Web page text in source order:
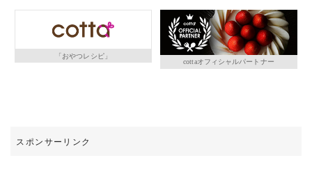
「おやつレシピ」
cottaオフィシャルパートナー